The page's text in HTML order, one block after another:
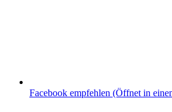
Facebook empfehlen (Öffnet in